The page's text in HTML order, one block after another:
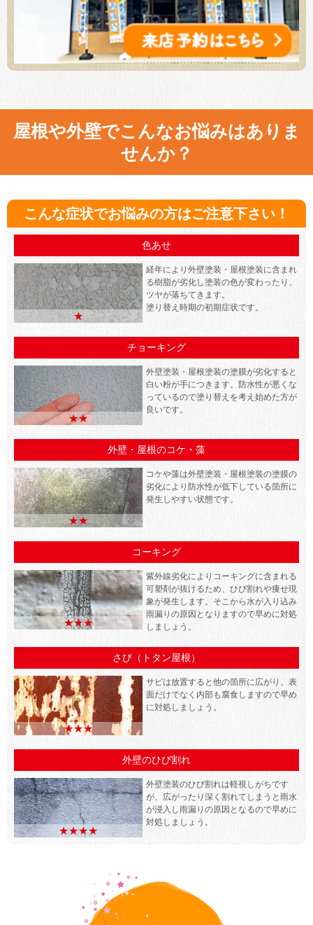
屋根や外壁でこんなお悩みはありま
せんか？
こんな症状でお悩みの方はご注意下さい！
色あせ
★
経年により外壁塗装・屋根塗装に含まれ
る樹脂が劣化し塗装の色が変わったり、
ツヤが落ちてきます。
塗り替え時期の初期症状です。
チョーキング
★★
外壁塗装・屋根塗装の塗膜が劣化すると
白い粉が手につきます。防水性が悪くな
っているので塗り替えを考え始めた方が
良いです。
外壁・屋根のコケ・藻
★★
コケや藻は外壁塗装・屋根塗装の塗膜の
劣化により防水性が低下している箇所に
発生しやすい状態です。
コーキング
★★★
紫外線劣化によりコーキングに含まれる
可塑剤が抜けるため、ひび割れや痩せ現
象が発生します。そこから水が入り込み
雨漏りの原因となりますので早めに対処
しましょう。
さび（トタン屋根）
★★★
サビは放置すると他の箇所に広がり、表
面だけでなく内部も腐食しますので早め
に対処しましょう。
外壁のひび割れ
★★★★
外壁塗装のひび割れは軽視しがちです
が、広がったり深く割れてしまうと雨水
が浸入し雨漏りの原因となるので早めに
対処しましょう。